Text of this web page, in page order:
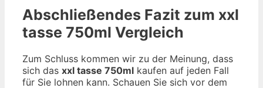
Abschließendes Fazit zum xxl
tasse 750ml Vergleich
Zum Schluss kommen wir zu der Meinung, dass
sich das xxl tasse 750ml kaufen auf jeden Fall
für Sie lohnen kann. Schauen Sie sich vor dem